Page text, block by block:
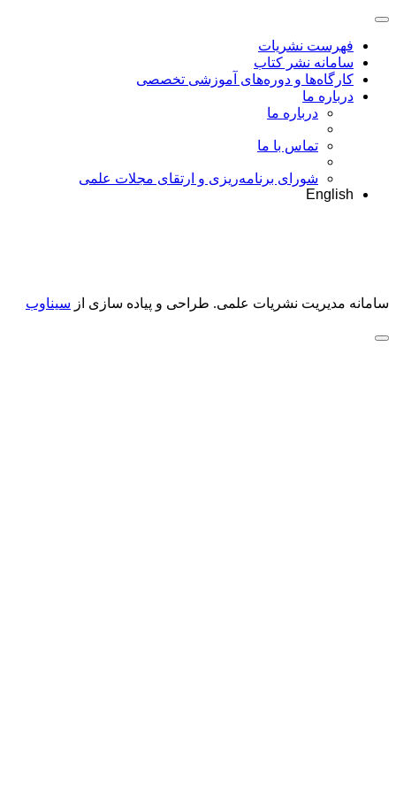
فهرست نشریات
سامانه نشر کتاب
کارگاه‌ها و دوره‌های آموزشی تخصصی
درباره ما
درباره ما
تماس با ما
شورای برنامه‌ریزی و ارتقای مجلات علمی
English
سامانه مدیریت نشریات علمی. طراحی و پیاده سازی از سیناوب